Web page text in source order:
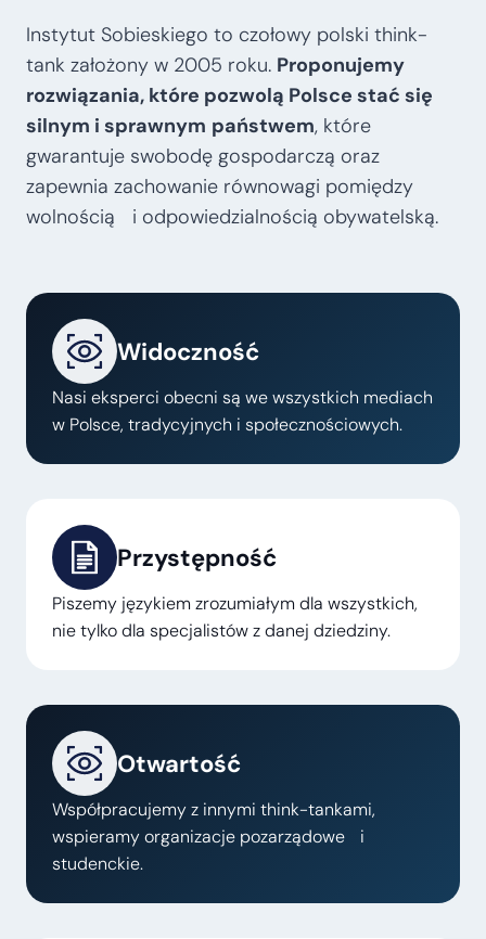
Instytut Sobieskiego to czołowy polski think-
tank założony w 2005 roku. Proponujemy
rozwiązania, które pozwolą Polsce stać się
silnym i sprawnym państwem, które
gwarantuje swobodę gospodarczą oraz
zapewnia zachowanie równowagi pomiędzy
wolnością i odpowiedzialnością obywatelską.
Widoczność
Nasi eksperci obecni są we wszystkich mediach
w Polsce, tradycyjnych i społecznościowych.
Przystępność
Piszemy językiem zrozumiałym dla wszystkich,
nie tylko dla specjalistów z danej dziedziny.
Otwartość
Współpracujemy z innymi think-tankami,
wspieramy organizacje pozarządowe i
studenckie.